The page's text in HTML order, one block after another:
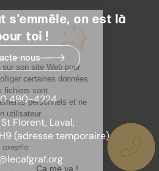
s'emmêle, on est là
toi !
nous
490-4224
Florent, Laval,
(adresse temporaire)